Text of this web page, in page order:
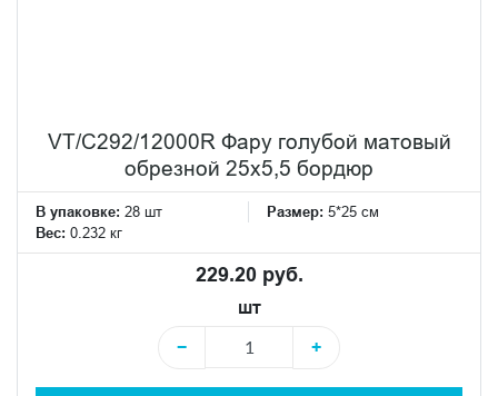
VT/C292/12000R Фару голубой матовый
обрезной 25х5,5 бордюр
В упаковке: 28 шт Размер: 5*25 см
Вес: 0.232 кг
229.20 руб.
шт
−
+